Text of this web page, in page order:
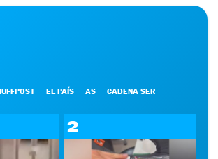
EL PAÍS AS CADENA SER
2